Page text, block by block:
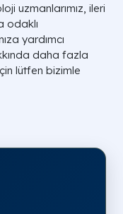
uzmanlarımız, ileri
odaklı
yardımcı
daha fazla
lütfen bizimle